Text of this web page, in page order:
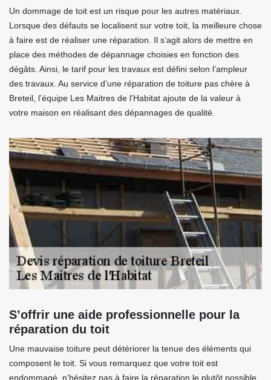
Un dommage de toit est un risque pour les autres matériaux.
Lorsque des défauts se localisent sur votre toit, la meilleure chose
à faire est de réaliser une réparation. Il s’agit alors de mettre en
place des méthodes de dépannage choisies en fonction des
dégâts. Ainsi, le tarif pour les travaux est défini selon l’ampleur
des travaux. Au service d’une réparation de toiture pas chère à
Breteil, l’équipe Les Maitres de l'Habitat ajoute de la valeur à
votre maison en réalisant des dépannages de qualité.
S’offrir une aide professionnelle pour la
réparation du toit
Une mauvaise toiture peut détériorer la tenue des éléments qui
composent le toit. Si vous remarquez que votre toit est
endommagé, n’hésitez pas à faire la réparation le plutôt possible.